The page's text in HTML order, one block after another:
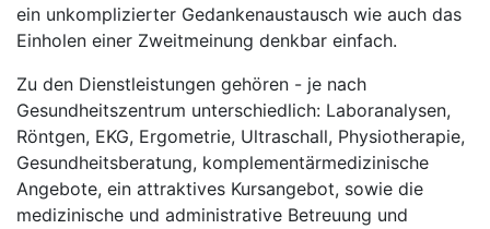
ein unkomplizierter Gedankenaustausch wie auch das
Einholen einer Zweitmeinung denkbar einfach.
Zu den Dienstleistungen gehören - je nach
Gesundheitszentrum unterschiedlich: Laboranalysen,
Röntgen, EKG, Ergometrie, Ultraschall, Physiotherapie,
Gesundheitsberatung, komplementärmedizinische
Angebote, ein attraktives Kursangebot, sowie die
medizinische und administrative Betreuung und